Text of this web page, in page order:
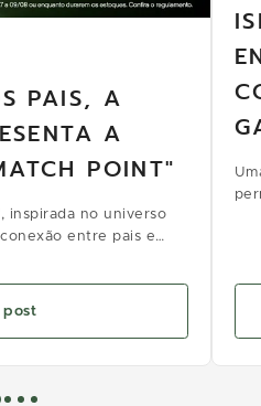
PAIS, A
A
POINT"
inspirada no universo
entre pais e